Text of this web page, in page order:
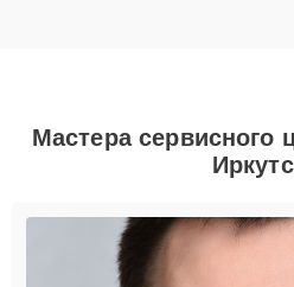
Мастера сервисного